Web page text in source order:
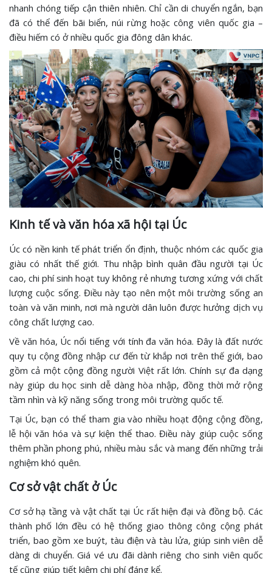
nhanh chóng tiếp cận thiên nhiên. Chỉ cần di chuyển ngắn, bạn
đã có thể đến bãi biển, núi rừng hoặc công viên quốc gia –
điều hiếm có ở nhiều quốc gia đông dân khác.
Kinh tế và văn hóa xã hội tại Úc
Úc có nền kinh tế phát triển ổn định, thuộc nhóm các quốc gia
giàu có nhất thế giới. Thu nhập bình quân đầu người tại Úc
cao, chi phí sinh hoạt tuy không rẻ nhưng tương xứng với chất
lượng cuộc sống. Điều này tạo nên một môi trường sống an
toàn và văn minh, nơi mà người dân luôn được hưởng dịch vụ
công chất lượng cao.
Về văn hóa, Úc nổi tiếng với tính đa văn hóa. Đây là đất nước
quy tụ cộng đồng nhập cư đến từ khắp nơi trên thế giới, bao
gồm cả một cộng đồng người Việt rất lớn. Chính sự đa dạng
này giúp du học sinh dễ dàng hòa nhập, đồng thời mở rộng
tầm nhìn và kỹ năng sống trong môi trường quốc tế.
Tại Úc, bạn có thể tham gia vào nhiều hoạt động cộng đồng,
lễ hội văn hóa và sự kiện thể thao. Điều này giúp cuộc sống
thêm phần phong phú, nhiều màu sắc và mang đến những trải
nghiệm khó quên.
Cơ sở vật chất ở Úc
Cơ sở hạ tầng và vật chất tại Úc rất hiện đại và đồng bộ. Các
thành phố lớn đều có hệ thống giao thông công cộng phát
triển, bao gồm xe buýt, tàu điện và tàu lửa, giúp sinh viên dễ
dàng di chuyển. Giá vé ưu đãi dành riêng cho sinh viên quốc
tế cũng giúp tiết kiệm chi phí đáng kể.